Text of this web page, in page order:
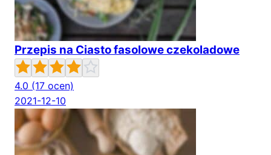
Przepis na Ciasto fasolowe czekoladowe
4.0 (17 ocen)
2021-12-10